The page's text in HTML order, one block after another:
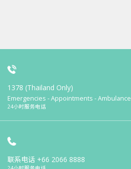
1378 (Thailand Only)
Emergencies - Appointments - Ambulance
24小时服务电话
联系电话 +66 2066 8888